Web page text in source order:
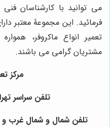
می توانید با کارشناسان
فرمائید. این مجموعۀ معتبر
تعمیر انواع ماکروفر،
مشتریان گرامی می باشند.
مرکز
تلفن سراسر تهران
تلفن شمال و شمال غرب و شمال